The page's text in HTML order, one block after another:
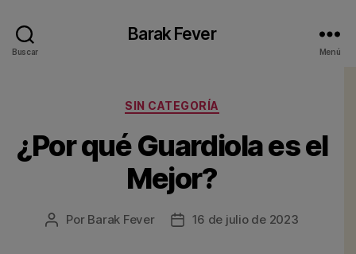
Buscar
Barak Fever
Menú
Categorías
SIN CATEGORÍA
¿Por qué Guardiola es el
Mejor?
Autor
Por Barak Fever
Fecha16 de julio de 2023